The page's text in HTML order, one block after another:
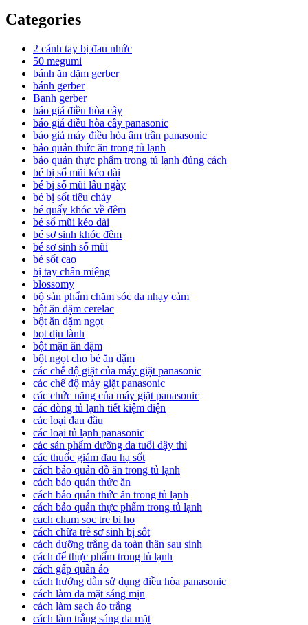
Categories
2 cánh tay bị đau nhức
50 megumi
bánh ăn dặm gerber
bánh gerber
Banh gerber
báo giá điều hòa cây
báo giá điều hòa cây panasonic
báo giá máy điều hòa âm trần panasonic
bảo quản thức ăn trong tủ lạnh
bảo quản thực phẩm trong tủ lạnh đúng cách
bé bị sổ mũi kéo dài
bé bị sổ mũi lâu ngày
bé bị sốt tiêu chảy
bé quấy khóc về đêm
bé sổ mũi kéo dài
bé sơ sinh khóc đêm
bé sơ sinh sổ mũi
bé sốt cao
bị tay chân miệng
blossomy
bộ sản phẩm chăm sóc da nhạy cảm
bột ăn dặm cerelac
bột ăn dặm ngọt
bọt dịu lành
bột mặn ăn dặm
bột ngọt cho bé ăn dặm
các chế độ giặt của máy giặt panasonic
các chế độ máy giặt panasonic
các chức năng của máy giặt panasonic
các dòng tủ lạnh tiết kiệm điện
các loại đau đầu
các loại tủ lạnh panasonic
các sản phẩm dưỡng da tuổi dậy thì
các thuốc giảm đau hạ sốt
cách bảo quản đồ ăn trong tủ lạnh
cách bảo quản thức ăn
cách bảo quản thức ăn trong tủ lạnh
cách bảo quản thực phẩm trong tủ lạnh
cach cham soc tre bi ho
cách chữa trẻ sơ sinh bị sốt
cách dưỡng trắng da toàn thân sau sinh
cách để thực phẩm trong tủ lạnh
cách gấp quần áo
cách hướng dẫn sử dụng điều hòa panasonic
cách làm da mặt sáng mịn
cách làm sạch áo trắng
cách làm trắng sáng da mặt